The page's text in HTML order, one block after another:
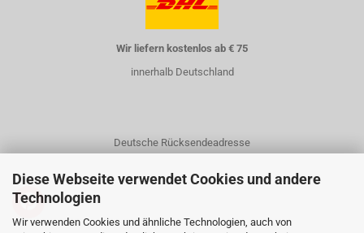
Diese Webseite verwendet Cookies und andere
Technologien
Wir verwenden Cookies und ähnliche Technologien, auch von
Wir liefern kostenlos ab € 75
innerhalb Deutschland
Deutsche Rücksendeadresse